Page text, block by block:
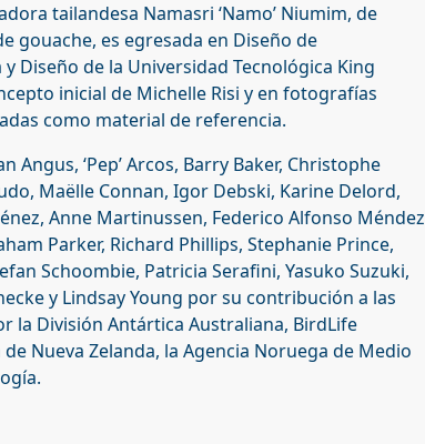
tailandesa Namasri ‘Namo’ Niumim, de
gouache, es egresada en Diseño de
Diseño de la Universidad Tecnológica King
inicial de Michelle Risi y en fotografías
como material de referencia.
‘Pep’ Arcos, Barry Baker, Christophe
Maëlle Connan, Igor Debski, Karine Delord,
Anne Martinussen, Federico Alfonso Méndez
Parker, Richard Phillips, Stephanie Prince,
Schoombie, Patricia Serafini, Yasuko Suzuki,
y Lindsay Young por su contribución a las
la División Antártica Australiana, BirdLife
Nueva Zelanda, la Agencia Noruega de Medio